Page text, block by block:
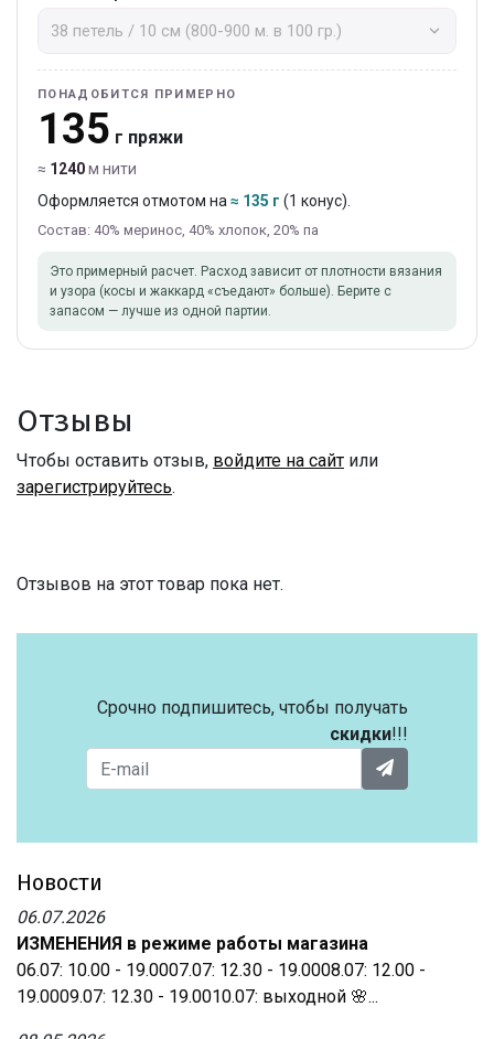
ПОНАДОБИТСЯ ПРИМЕРНО
135 г пряжи
≈ 1240м нити
Оформляется отмотом на≈ 135 г (1 конус).
Состав: 40% меринос, 40% хлопок, 20% па
Это примерный расчет. Расход зависит от плотности вязания
и узора (косы и жаккард «съедают» больше). Берите с
запасом — лучше из одной партии.
Отзывы
Чтобы оставить отзыв, войдите на сайт или
зарегистрируйтесь.
Отзывов на этот товар пока нет.
Срочно подпишитесь, чтобы получать
скидки!!!
Новости
06.07.2026
ИЗМЕНЕНИЯ в режиме работы магазина
06.07: 10.00 - 19.0007.07: 12.30 - 19.0008.07: 12.00 -
19.0009.07: 12.30 - 19.0010.07: выходной 🌸...